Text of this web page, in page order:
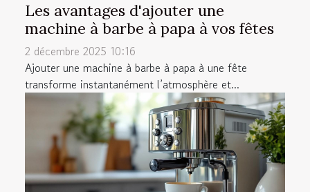
Les avantages d'ajouter une
machine à barbe à papa à vos fêtes
2 décembre 2025 10:16
Ajouter une machine à barbe à papa à une fête
transforme instantanément l’atmosphère et...